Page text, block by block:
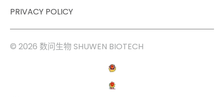
PRIVACY POLICY
© 2026 数问生物 SHUWEN BIOTECH